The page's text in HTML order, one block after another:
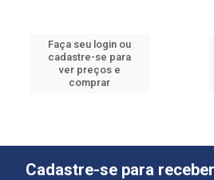
Faça seu login ou
cadastre-se para
ver preços e
comprar
Cadastre-se para